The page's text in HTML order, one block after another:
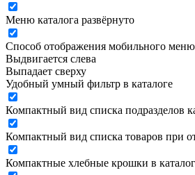
Меню каталога развёрнуто
Способ отображения мобильного меню
Выдвигается слева
Выпадает сверху
Удобный умный фильтр в каталоге
Компактный вид списка подразделов
Компактный вид списка товаров при
Компактные хлебные крошки в